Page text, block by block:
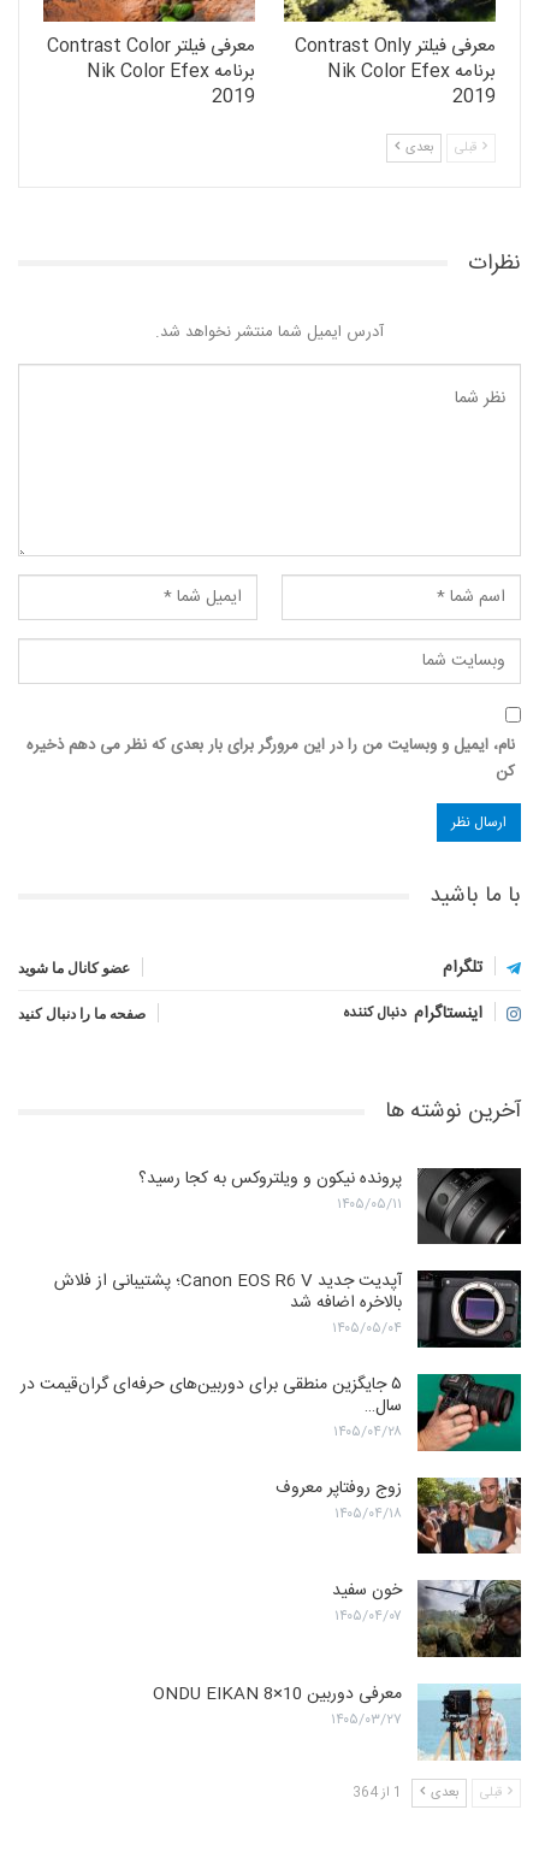
معرفی فیلتر Contrast Only
برنامه Nik Color Efex
2019
معرفی فیلتر Contrast Color
برنامه Nik Color Efex
2019
قبلی بعدی
نظرات
آدرس ایمیل شما منتشر نخواهد شد.
نام، ایمیل و وبسایت من را در این مرورگر برای بار بعدی که نظر می دهم ذخیره
کن
با ما باشید
تلگرام عضو کانال ما شوید
اینستاگرام دنبال کننده صفحه ما را دنبال کنید
آخرین نوشته ها
پرونده نیکون و ویلتروکس به کجا رسید؟
۱۴۰۵/۰۵/۱۱
آپدیت جدید Canon EOS R6 V؛ پشتیبانی از فلاش
بالاخره اضافه شد
۱۴۰۵/۰۵/۰۴
۵ جایگزین منطقی برای دوربین‌های حرفه‌ای گران‌قیمت در
سال…
۱۴۰۵/۰۴/۲۸
زوج روفتاپر معروف
۱۴۰۵/۰۴/۱۸
خون سفید
۱۴۰۵/۰۴/۰۷
معرفی دوربین ONDU EIKAN 8×10
۱۴۰۵/۰۳/۲۷
قبلی بعدی 1 از 364